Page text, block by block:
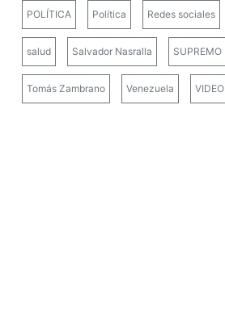
POLÍTICA Política Redes sociales
salud Salvador Nasralla SUPREMO
Tomás Zambrano Venezuela VIDEO